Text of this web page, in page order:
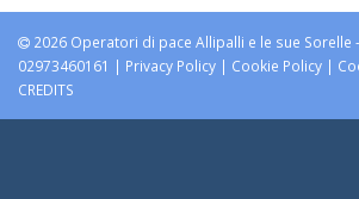
2026 Operatori di pace Allipalli e le sue Sorelle -
02973460161 | Privacy Policy | Cookie Policy |
CREDITS